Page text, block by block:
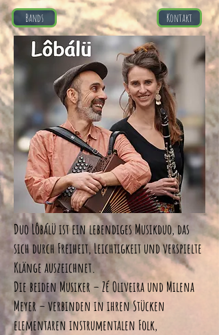
Bands Kontakt
Duo Lôbálü ist ein lebendiges Musikduo, das
sich durch Freiheit, Leichtigkeit und verspielte
Klänge auszeichnet.
Die beiden Musiker – Zé Oliveira und Milena
Meyer – verbinden in ihren Stücken
elementaren instrumentalen Folk,